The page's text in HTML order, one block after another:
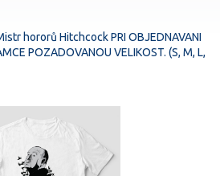
hororů Hitchcock PRI OBJEDNAVANI
POZADOVANOU VELIKOST. (S, M, L,